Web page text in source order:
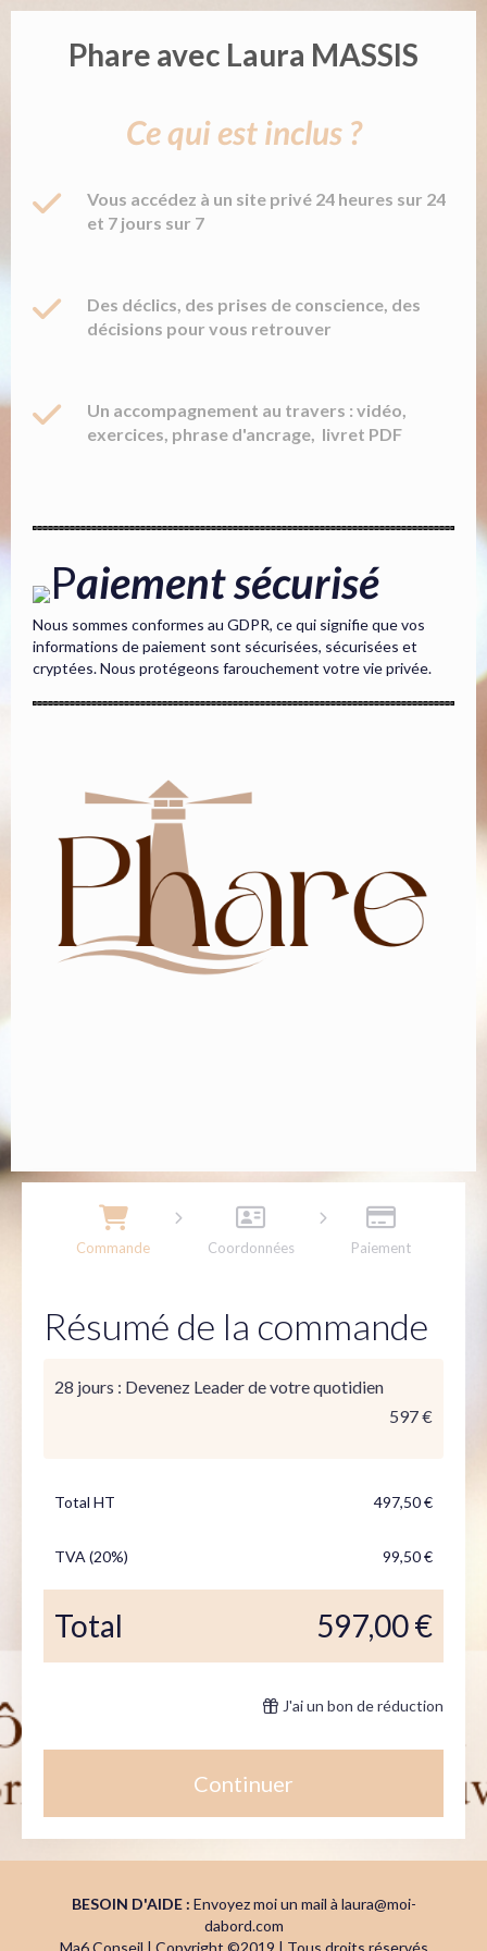
Phare avec Laura MASSIS
Ce qui est inclus ?
Vous accédez à un site privé 24 heures sur 24
et 7 jours sur 7
Des déclics, des prises de conscience, des
décisions pour vous retrouver
Un accompagnement au travers : vidéo,
exercices, phrase d'ancrage, livret PDF
Paiement sécurisé
Nous sommes conformes au GDPR, ce qui signifie que vos
informations de paiement sont sécurisées, sécurisées et
cryptées. Nous protégeons farouchement votre vie privée.
Commande Coordonnées Paiement
Résumé de la commande
28 jours : Devenez Leader de votre quotidien
597 €
Total HT 497,50 €
TVA (20%) 99,50 €
Total 597,00 €
J'ai un bon de réduction
Continuer
BESOIN D'AIDE : Envoyez moi un mail à laura@moi-
dabord.com
Ma6 Conseil | Copyright ©2019 | Tous droits réservés